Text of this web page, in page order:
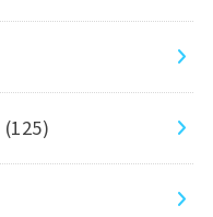
(125)